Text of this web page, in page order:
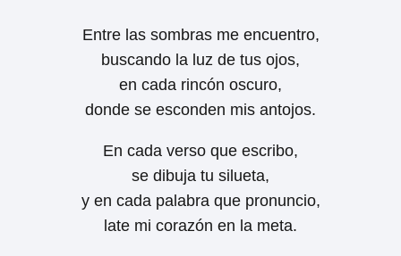
Entre las sombras me encuentro,
buscando la luz de tus ojos,
en cada rincón oscuro,
donde se esconden mis antojos.
En cada verso que escribo,
se dibuja tu silueta,
y en cada palabra que pronuncio,
late mi corazón en la meta.